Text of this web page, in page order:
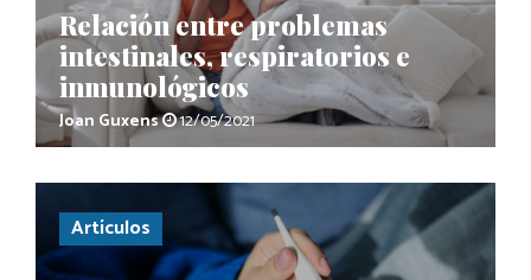
Relación entre problemas
intestinales, respiratorios e
inmunológicos
Joan Guxens 12/05/2021
Artículos